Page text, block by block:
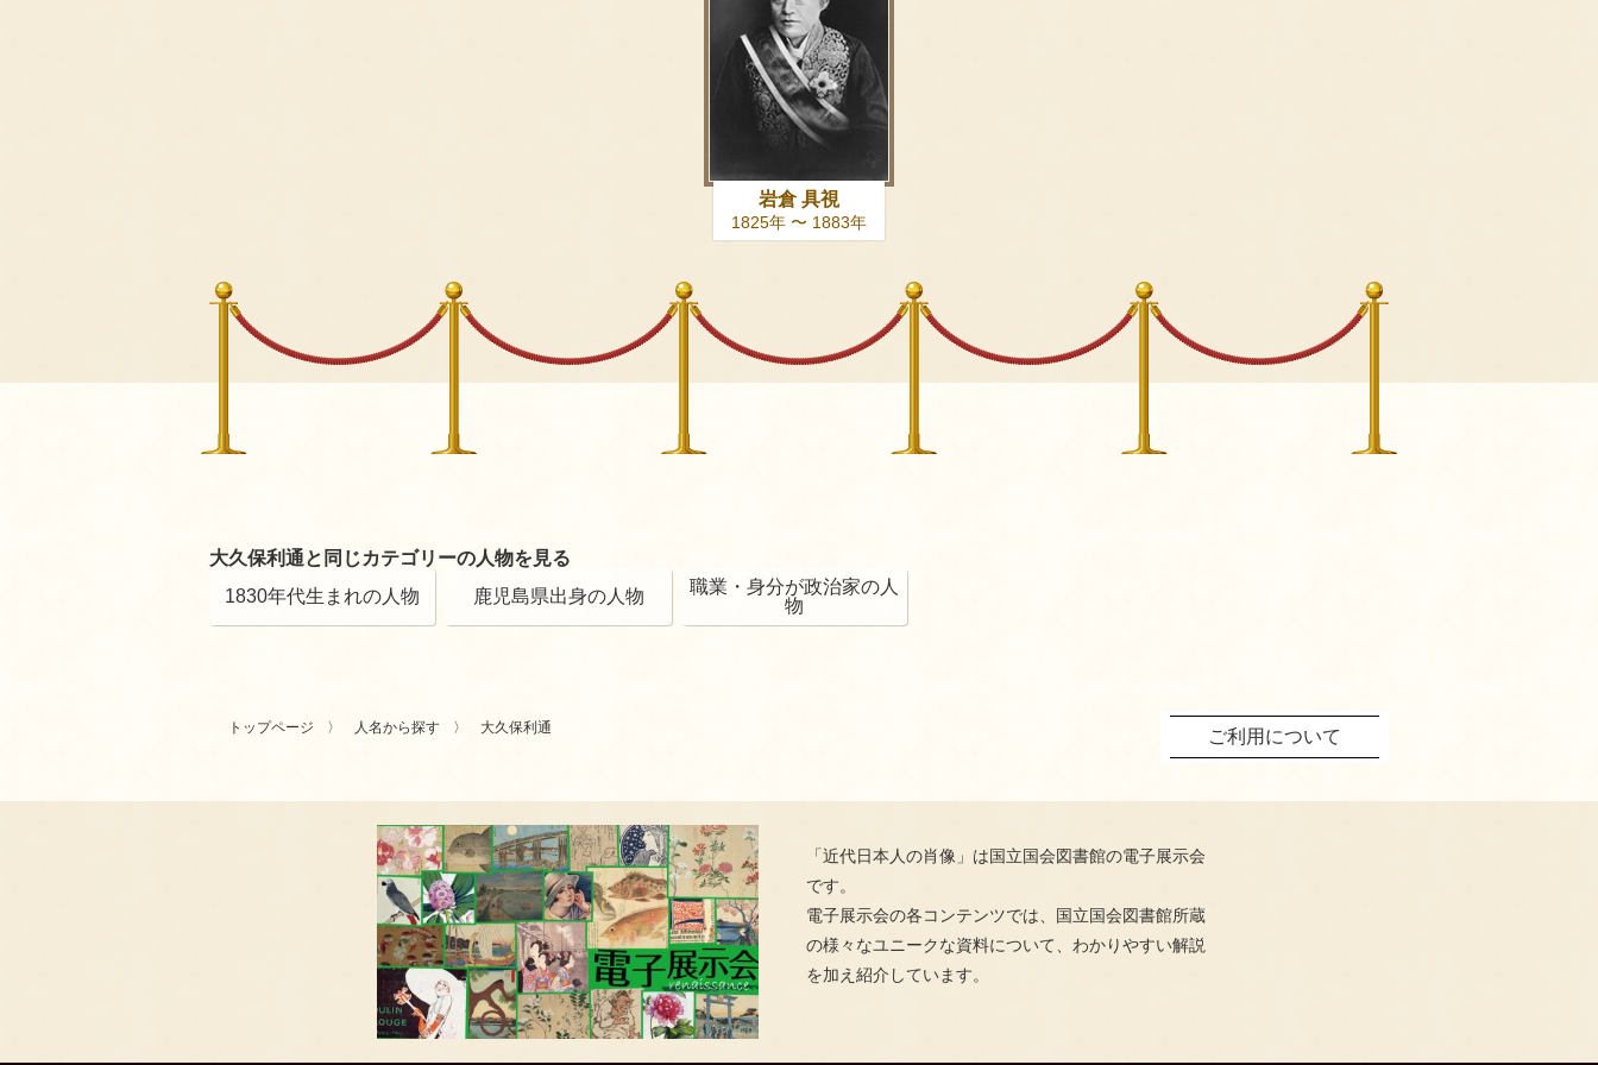
岩倉 具視
1825年 〜 1883年
大久保利通と同じカテゴリーの人物を見る
1830年代生まれの人物
鹿児島県出身の人物
職業・身分が政治家の人
物
トップページ 人名から探す 大久保利通 ご利用について
「近代日本人の肖像」は国立国会図書館の電子展示会
です。
電子展示会の各コンテンツでは、国立国会図書館所蔵
の様々なユニークな資料について、わかりやすい解説
を加え紹介しています。